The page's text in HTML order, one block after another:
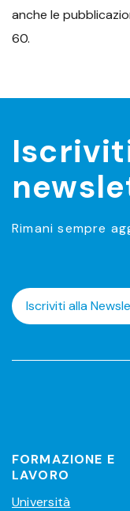
anche le
60.
Rimani sempre
Iscriviti alla
FORMAZIONE E
LAVORO
Università